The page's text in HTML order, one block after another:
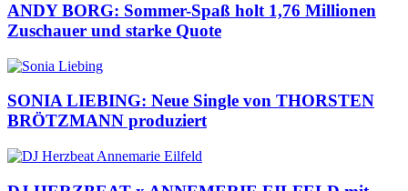
ANDY BORG: Sommer-Spaß holt 1,76 Millionen
Zuschauer und starke Quote
SONIA LIEBING: Neue Single von THORSTEN
BRÖTZMANN produziert